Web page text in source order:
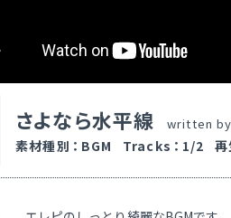
さよなら水平線 written
素材種別 ： BGM Tracks ： 1/2